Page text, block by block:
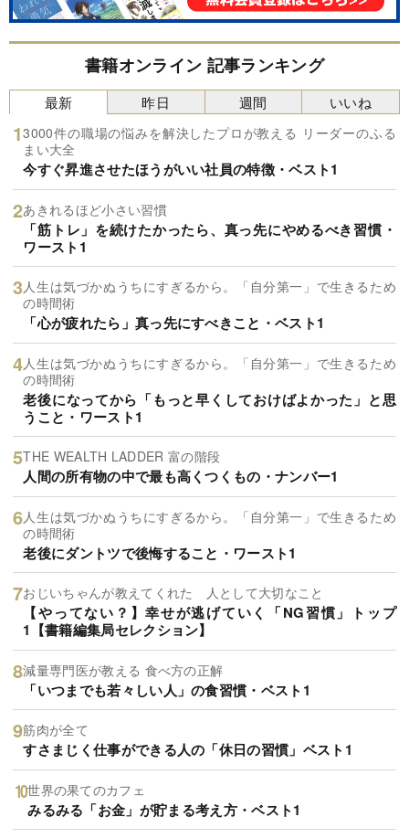
書籍オンライン 記事ランキング
最新
3000件の職場の悩みを解決したプロが教える リーダーのふる
まい大全
今すぐ昇進させたほうがいい社員の特徴・ベスト1
あきれるほど小さい習慣
「筋トレ」を続けたかったら、真っ先にやめるべき習慣・
ワースト1
人生は気づかぬうちにすぎるから。「自分第一」で生きるため
の時間術
「心が疲れたら」真っ先にすべきこと・ベスト1
人生は気づかぬうちにすぎるから。「自分第一」で生きるため
の時間術
老後になってから「もっと早くしておけばよかった」と思
うこと・ワースト1
THE WEALTH LADDER 富の階段
人間の所有物の中で最も高くつくもの・ナンバー1
人生は気づかぬうちにすぎるから。「自分第一」で生きるため
の時間術
老後にダントツで後悔すること・ワースト1
おじいちゃんが教えてくれた 人として大切なこと
【やってない？】幸せが逃げていく「NG習慣」トップ
1【書籍編集局セレクション】
減量専門医が教える 食べ方の正解
「いつまでも若々しい人」の食習慣・ベスト1
筋肉が全て
すさまじく仕事ができる人の「休日の習慣」ベスト1
世界の果てのカフェ
みるみる「お金」が貯まる考え方・ベスト1
昨日 週間 いいね